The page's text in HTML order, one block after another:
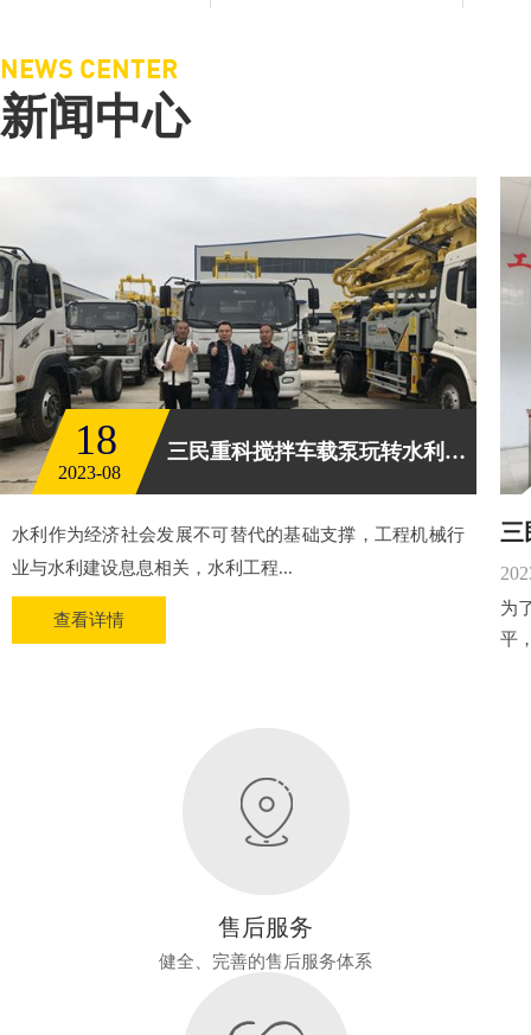
NEWS CENTER
新闻中心
18
2023-08
三民重科搅拌车载泵玩转水利工程
水利作为经济社会发展不可替代的基础支撑，工程机械行
业与水利建设息息相关，水利工程...
查看详情
三
为
平
售后服务
健全、完善的售后服务体系